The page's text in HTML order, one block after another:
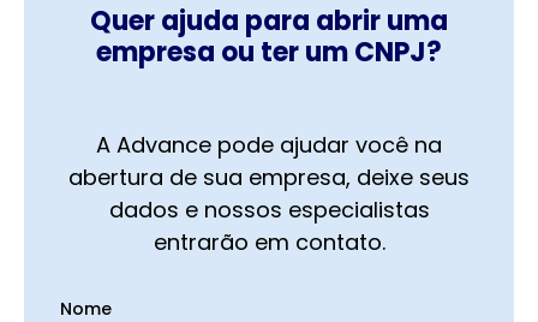
Quer ajuda para abrir uma
empresa ou ter um CNPJ?
A Advance pode ajudar você na
abertura de sua empresa, deixe seus
dados e nossos especialistas
entrarão em contato.
Nome